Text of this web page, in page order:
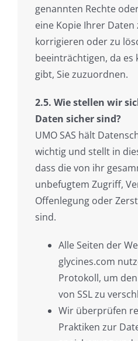
genannten Rechte
eine Kopie Ihrer Daten
korrigieren oder zu
beeinträchtigen, da es
gibt, Sie zuzuordnen.
2.5. Wie stellen wir
Daten sicher sind?
UMO SAS hält
wichtig und stellt in
dass die von ihr
unbefugtem Zugriff,
Offenlegung oder
sind.
Alle Seiten der
glycines.com
Protokoll, um
von SSL zu
Wir überprüfen
Praktiken zur